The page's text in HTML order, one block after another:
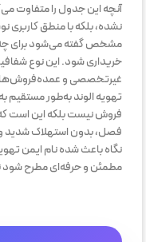
آنچه این جدول را متفاوت
نشده، بلکه با منطق
مشخص گفته می‌شود برای
خریداری شود. این نوع
غیرتخصصی و عمده‌فروش‌های
تهویه الوند به‌طور
فروش نیست بلکه این است که
فصل، بدون استهلاک شدید
نگاه باعث شده نام ایمن
مطمئن و حرفه‌ای مطرح